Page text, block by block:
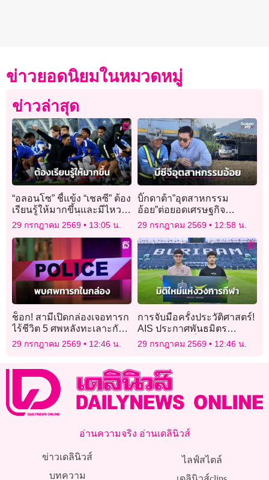
ข่าวยอดนิยมในหมวดหมู่
ข่าวล่าสุด
“อลอนโซ” ชี้แข้ง “เชลซี” ต้อง
เรียนรู้ให้มากขึ้นและมีไหว
พริบในการเล่นที่ถูกต้อง
29 กรกฎาคม 2569 13:05 น.
บิ๊กดาต้า”อุตสาหกรรม
อ้อย”ต่อยอดเศรษฐกิจ
หมุนเวียน
29 กรกฎาคม 2569 12:58 น.
ช็อก! สามีเปิดกล่องเจอทารก
ไร้ชีวิต 5 ศพหลังทะเลาะกับ
ภรรยา
29 กรกฎาคม 2569 12:46 น.
การจับมือครั้งประวัติศาสตร์!
AIS ประกาศพันธมิตร
“บุรีรัมย์ ยูไนเต็ด”ร่วมพลิก
โฉมยกระดับอุตสาหกรรม
วงการกีฬา
29 กรกฎาคม 2569 12:46 น.
อ่านความจริง อ่านเดลินิวส์
ข่าวเดลินิวส์
บทความ
ไลฟ์สไตล์